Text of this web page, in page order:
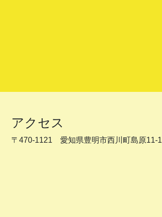
アクセス
〒470-1121 愛知県豊明市西川町島原11-1